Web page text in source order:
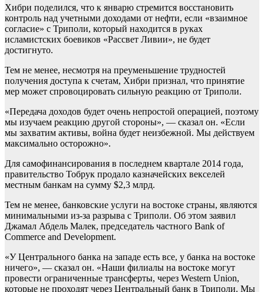
Хибри поделился, что к январю стремится восстановить
контроль над учетными доходами от нефти, если «взаимное
согласие» с Триполи, который находится в руках
исламистских боевиков «Рассвет Ливии», не будет
достигнуто.
Тем не менее, несмотря на преуменьшение трудностей
получения доступа к счетам, Хибри признал, что принятие
мер может спровоцировать сильную реакцию от Триполи.
«Передача доходов будет очень непростой операцией, поэтому
мы изучаем реакцию другой стороны», — сказал он. «Если
мы захватим активы, война будет неизбежной. Мы действуем
максимально осторожно».
Для самофинансирования в последнем квартале 2014 года,
правительство Тобрук продало казначейских векселей
местным банкам на сумму $2,3 млрд.
Тем не менее, банковские услуги на востоке страны, являются
минимальными из-за разрыва с Триполи. Об этом заявил
Джамал Абдель Малек, председатель частного Bank of
Commerce and Development.
«У Центрального банка на западе есть все, у банка на востоке
ничего», — сказал он. «Наши филиалы на востоке могут
провести ограниченные трансферты, через Western Union,
которые не проходят через Центральный банк в Триполи. Мы